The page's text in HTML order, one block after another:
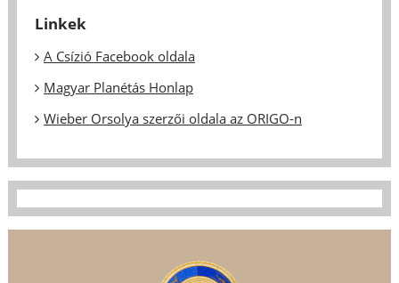
Linkek
A Csízió Facebook oldala
Magyar Planétás Honlap
Wieber Orsolya szerzői oldala az ORIGO-n